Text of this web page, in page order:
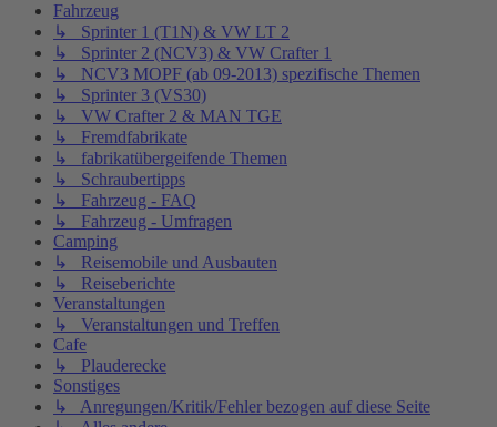
Fahrzeug
↳ Sprinter 1 (T1N) & VW LT 2
↳ Sprinter 2 (NCV3) & VW Crafter 1
↳ NCV3 MOPF (ab 09-2013) spezifische Themen
↳ Sprinter 3 (VS30)
↳ VW Crafter 2 & MAN TGE
↳ Fremdfabrikate
↳ fabrikatübergeifende Themen
↳ Schraubertipps
↳ Fahrzeug - FAQ
↳ Fahrzeug - Umfragen
Camping
↳ Reisemobile und Ausbauten
↳ Reiseberichte
Veranstaltungen
↳ Veranstaltungen und Treffen
Cafe
↳ Plauderecke
Sonstiges
↳ Anregungen/Kritik/Fehler bezogen auf diese Seite